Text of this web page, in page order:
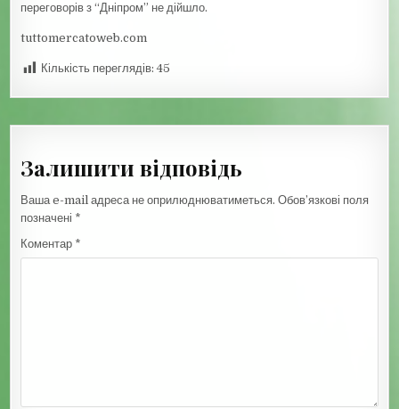
переговорів з “Дніпром” не дійшло.
tuttomercatoweb.com
Кількість переглядів: 45
Залишити відповідь
Ваша e-mail адреса не оприлюднюватиметься. Обов’язкові поля
позначені *
Коментар *